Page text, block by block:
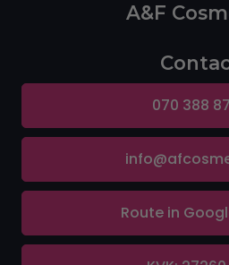
A&F
070 388
Route in